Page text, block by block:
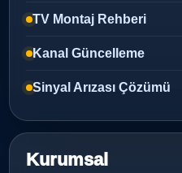
TV Montaj Rehberi
Kanal Güncelleme
Sinyal Arızası Çözümü
Kurumsal